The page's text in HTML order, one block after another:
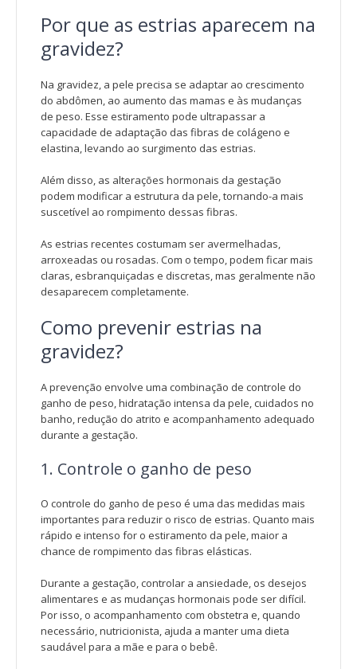
Por que as estrias aparecem na
gravidez?
Na gravidez, a pele precisa se adaptar ao crescimento
do abdômen, ao aumento das mamas e às mudanças
de peso. Esse estiramento pode ultrapassar a
capacidade de adaptação das fibras de colágeno e
elastina, levando ao surgimento das estrias.
Além disso, as alterações hormonais da gestação
podem modificar a estrutura da pele, tornando-a mais
suscetível ao rompimento dessas fibras.
As estrias recentes costumam ser avermelhadas,
arroxeadas ou rosadas. Com o tempo, podem ficar mais
claras, esbranquiçadas e discretas, mas geralmente não
desaparecem completamente.
Como prevenir estrias na
gravidez?
A prevenção envolve uma combinação de controle do
ganho de peso, hidratação intensa da pele, cuidados no
banho, redução do atrito e acompanhamento adequado
durante a gestação.
1. Controle o ganho de peso
O controle do ganho de peso é uma das medidas mais
importantes para reduzir o risco de estrias. Quanto mais
rápido e intenso for o estiramento da pele, maior a
chance de rompimento das fibras elásticas.
Durante a gestação, controlar a ansiedade, os desejos
alimentares e as mudanças hormonais pode ser difícil.
Por isso, o acompanhamento com obstetra e, quando
necessário, nutricionista, ajuda a manter uma dieta
saudável para a mãe e para o bebê.